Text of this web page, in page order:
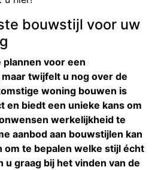
bouwstijl voor uw
plannen voor een
twijfelt u nog over de
woning bouwen is
en biedt een unieke kans om
werkelijkheid te
aanbod aan bouwstijlen kan
om te bepalen welke stijl écht
u graag bij het vinden van de